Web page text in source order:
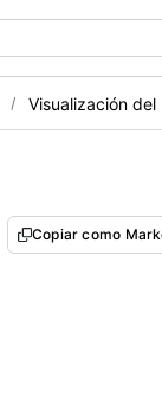
Visualización del
Copiar como